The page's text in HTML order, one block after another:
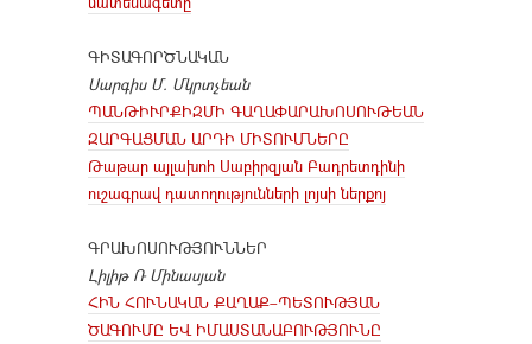
ԳԻՏԱԳՈՐԾՆԱԿԱՆ
Սարգիս Մ. Մկրտչեան
ՊԱՆԹԻՒՐՔԻԶՄԻ ԳԱՂԱՓԱՐԱԽՈՍՈՒԹԵԱՆ
ԶԱՐԳԱՑՄԱՆ ԱՐԴԻ ՄԻՏՈՒՄՆԵՐԸ
Թաթար այլախոհ Սաբիրզյան Բադրետդինի
ուշագրավ դատողությունների լոյսի ներքոյ
ԳՐԱԽՈՍՈՒԹՅՈՒՆՆԵՐ
Լիլիթ Ռ Մինասյան
ՀԻՆ ՀՈՒՆԱԿԱՆ ՔԱՂԱՔ–ՊԵՏՈՒԹՅԱՆ
ԾԱԳՈՒՄԸ ԵՎ ԻՄԱՍՏԱՆԱԲՈՒԹՅՈՒՆԸ